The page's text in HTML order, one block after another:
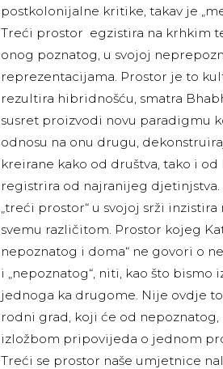
postkolonijalne kritike, takav je
Treći prostor egzistira na krhkim
onog poznatog, u svojoj
reprezentacijama. Prostor je to
rezultira hibridnošću, smatra
susret proizvodi novu paradigmu
odnosu na onu drugu,
kreirane kako od društva, tako i
registrira od najranijeg
„treći prostor“ u svojoj srži
svemu različitom. Prostor kojeg
nepoznatog i doma“ ne govori o
i „nepoznatog“, niti, kao što
jednoga ka drugome. Nije ovdje
rodni grad, koji će od
izložbom pripovijeda o jednom
Treći se prostor naše umjetnice